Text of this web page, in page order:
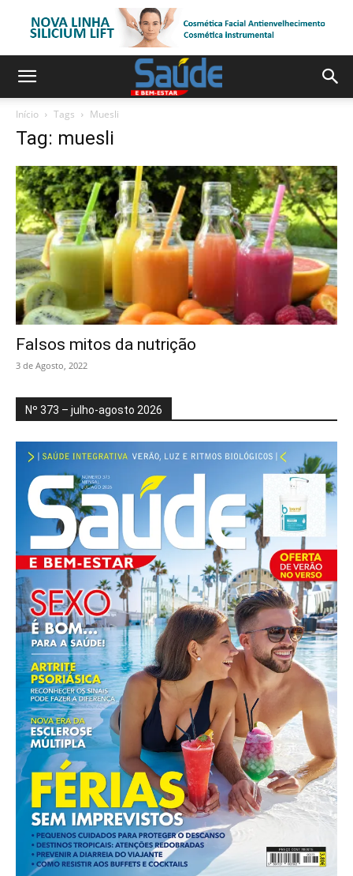
Início Tags Muesli
Tag: muesli
Falsos mitos da nutrição
3 de Agosto, 2022
Nº 373 – julho-agosto 2026